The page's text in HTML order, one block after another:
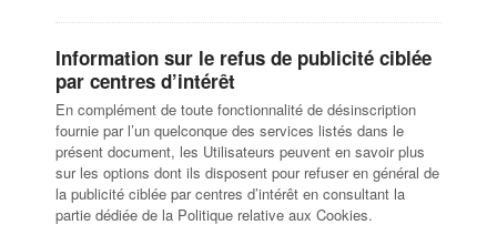
Information sur le refus de publicité ciblée
par centres d’intérêt
En complément de toute fonctionnalité de désinscription
fournie par l’un quelconque des services listés dans le
présent document, les Utilisateurs peuvent en savoir plus
sur les options dont ils disposent pour refuser en général de
la publicité ciblée par centres d’intérêt en consultant la
partie dédiée de la Politique relative aux Cookies.